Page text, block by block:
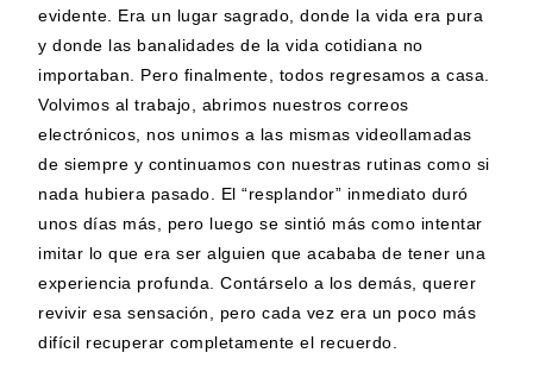
evidente. Era un lugar sagrado, donde la vida era pura
y donde las banalidades de la vida cotidiana no
importaban. Pero finalmente, todos regresamos a casa.
Volvimos al trabajo, abrimos nuestros correos
electrónicos, nos unimos a las mismas videollamadas
de siempre y continuamos con nuestras rutinas como si
nada hubiera pasado. El “resplandor” inmediato duró
unos días más, pero luego se sintió más como intentar
imitar lo que era ser alguien que acababa de tener una
experiencia profunda. Contárselo a los demás, querer
revivir esa sensación, pero cada vez era un poco más
difícil recuperar completamente el recuerdo.